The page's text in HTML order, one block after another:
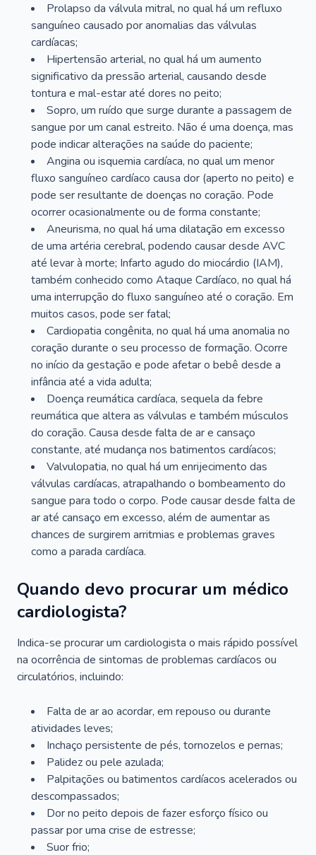
Prolapso da válvula mitral, no qual há um refluxo
sanguíneo causado por anomalias das válvulas
cardíacas;
Hipertensão arterial, no qual há um aumento
significativo da pressão arterial, causando desde
tontura e mal-estar até dores no peito;
Sopro, um ruído que surge durante a passagem de
sangue por um canal estreito. Não é uma doença, mas
pode indicar alterações na saúde do paciente;
Angina ou isquemia cardíaca, no qual um menor
fluxo sanguíneo cardíaco causa dor (aperto no peito) e
pode ser resultante de doenças no coração. Pode
ocorrer ocasionalmente ou de forma constante;
Aneurisma, no qual há uma dilatação em excesso
de uma artéria cerebral, podendo causar desde AVC
até levar à morte; Infarto agudo do miocárdio (IAM),
também conhecido como Ataque Cardíaco, no qual há
uma interrupção do fluxo sanguíneo até o coração. Em
muitos casos, pode ser fatal;
Cardiopatia congênita, no qual há uma anomalia no
coração durante o seu processo de formação. Ocorre
no início da gestação e pode afetar o bebê desde a
infância até a vida adulta;
Doença reumática cardíaca, sequela da febre
reumática que altera as válvulas e também músculos
do coração. Causa desde falta de ar e cansaço
constante, até mudança nos batimentos cardíacos;
Valvulopatia, no qual há um enrijecimento das
válvulas cardíacas, atrapalhando o bombeamento do
sangue para todo o corpo. Pode causar desde falta de
ar até cansaço em excesso, além de aumentar as
chances de surgirem arritmias e problemas graves
como a parada cardíaca.
Quando devo procurar um médico
cardiologista?
Indica-se procurar um cardiologista o mais rápido possível
na ocorrência de sintomas de problemas cardíacos ou
circulatórios, incluindo:
Falta de ar ao acordar, em repouso ou durante
atividades leves;
Inchaço persistente de pés, tornozelos e pernas;
Palidez ou pele azulada;
Palpitações ou batimentos cardíacos acelerados ou
descompassados;
Dor no peito depois de fazer esforço físico ou
passar por uma crise de estresse;
Suor frio;